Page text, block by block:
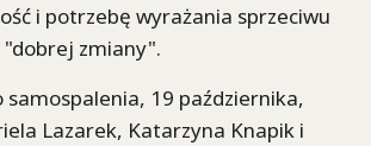
i potrzebę wyrażania sprzeciwu
zmiany".
samospalenia, 19 października,
Lazarek, Katarzyna Knapik i